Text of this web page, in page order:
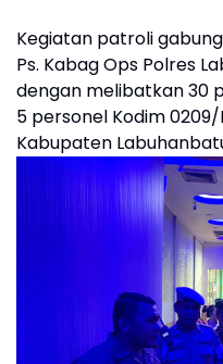
Kegiatan patroli
Ps. Kabag Ops Polres
dengan melibatkan 30
5 personel Kodim
Kabupaten